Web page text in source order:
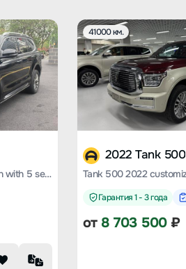
Tank 500 2023 sports version with 5 seats
41000 км.
2022 Tank 500
Гарантия 1 - 3 года
от 8 703 500₽